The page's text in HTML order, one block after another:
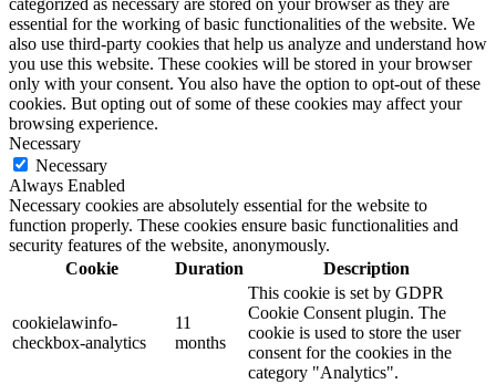
categorized as necessary are stored on your browser as they are
essential for the working of basic functionalities of the website. We
also use third-party cookies that help us analyze and understand how
you use this website. These cookies will be stored in your browser
only with your consent. You also have the option to opt-out of these
cookies. But opting out of some of these cookies may affect your
browsing experience.
Necessary
Necessary
Always Enabled
Necessary cookies are absolutely essential for the website to
function properly. These cookies ensure basic functionalities and
security features of the website, anonymously.
Cookie
Duration Description
cookielawinfo-
checkbox-analytics
11
months
This cookie is set by GDPR
Cookie Consent plugin. The
cookie is used to store the user
consent for the cookies in the
category "Analytics".